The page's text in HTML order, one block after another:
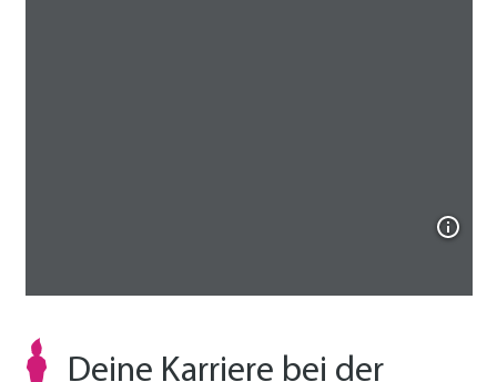
Deine Karriere bei der